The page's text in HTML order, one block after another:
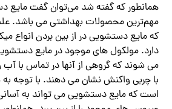
همانطور که گفته شد می‌توان گفت مایع
مهم‌ترین محصولات بهداشتی می باشد.
که مایع دستشویی در از بین بردن انواع
دارد. مولکول های موجود در مایع
می شوند که گروهی از آنها در تماس با
با چربی واکنش نشان می‌ دهند. با توجه
است که مایع دستشویی می تواند به